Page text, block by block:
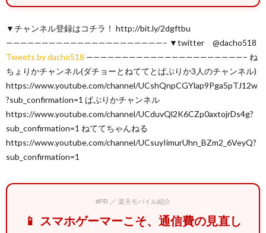
▼チャンネル登録はコチラ！ http://bit.ly/2dgftbu
——————————————————————– ▼twitter @dacho518
Tweets by dacho518 ——————————————————————– ね
ちょりかチャンネル(ダチョーとねててとぱぷりか3人のチャンネル)
https://www.youtube.com/channel/UCshQnpCGYlap9Pga5pTJ12w
?sub_confirmation=1 ぱぷりかチャンネル
https://www.youtube.com/channel/UCduvQl2K6CZp0axtojrDs4g?
sub_confirmation=1 ねててちゃんねる
https://www.youtube.com/channel/UCsuyIimurUhn_BZm2_6VeyQ?
sub_confirmation=1
#PR ／ 楽天モバイル紹介
📱 スマホゲーマーこそ、通信費の見直し